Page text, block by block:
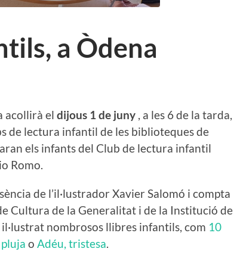
a Òdena
acollirà el dijous 1 de juny , a les 6 de la tarda,
de lectura infantil de les biblioteques de
els infants del Club de lectura infantil
Romo.
de l’il·lustrador Xavier Salomó i compta
Cultura de la Generalitat i de la Institució de
nombrosos llibres infantils, com 10
pluja o Adéu, tristesa.